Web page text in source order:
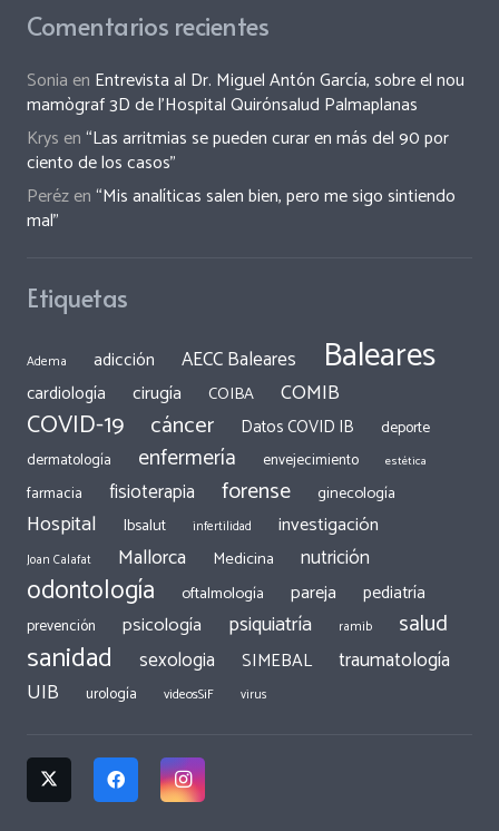
Comentarios recientes
Sonia en Entrevista al Dr. Miguel Antón García, sobre el nou
mamògraf 3D de l’Hospital Quirónsalud Palmaplanas
Krys en“Las arritmias se pueden curar en más del 90 por
ciento de los casos”
Perézen“Mis analíticas salen bien, pero me sigo sintiendo
mal”
Etiquetas
Adema adicción AECC Baleares Baleares
cardiología cirugía COIBA COMIB
COVID-19 cáncer Datos COVID IB
deporte
dermatología
enfermería envejecimiento estética
farmacia fisioterapia forense ginecología
Hospital Ibsalut infertilidad investigación
Joan Calafat Mallorca Medicina nutrición
odontología oftalmología pareja pediatría
prevención psicología psiquiatría ramib salud
sanidad sexologia SIMEBAL traumatología
UIB urología videosSiF virus